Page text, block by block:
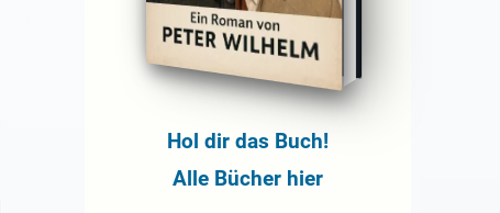
Hol dir das Buch!
Alle Bücher hier